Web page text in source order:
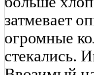
затмевает
огромные
стекались.